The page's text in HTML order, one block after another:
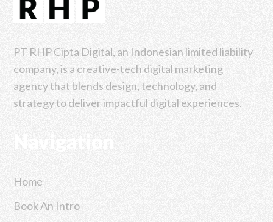
PT RHP Cipta Digital, an Indonesian limited liability
company, is a creative-tech digital marketing
agency that blends design, technology, and
strategy to deliver impactful digital experiences.
Home
Book An Intro